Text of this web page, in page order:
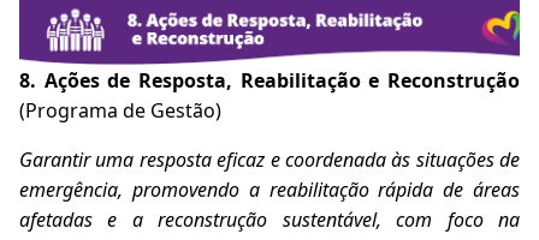
8. Ações de Resposta, Reabilitação e Reconstrução
(Programa de Gestão)
Garantir uma resposta eficaz e coordenada às situações de
emergência, promovendo a reabilitação rápida de áreas
afetadas e a reconstrução sustentável, com foco na